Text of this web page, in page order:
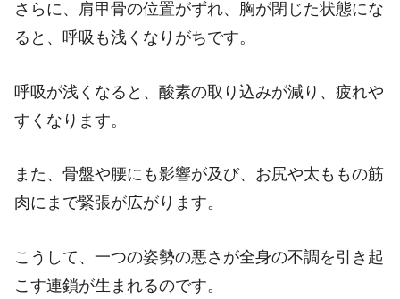
さらに、肩甲骨の位置がずれ、胸が閉じた状態にな
ると、呼吸も浅くなりがちです。
呼吸が浅くなると、酸素の取り込みが減り、疲れや
すくなります。
また、骨盤や腰にも影響が及び、お尻や太ももの筋
肉にまで緊張が広がります。
こうして、一つの姿勢の悪さが全身の不調を引き起
こす連鎖が生まれるのです。